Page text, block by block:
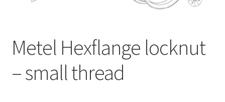
Metel Hexflange locknut
– small thread